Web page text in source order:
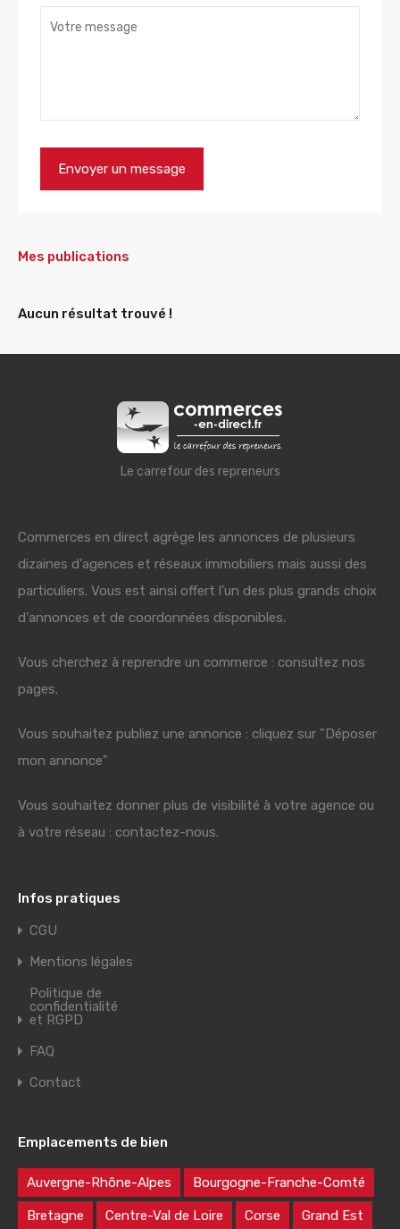
Mes publications
Aucun résultat trouvé !
Le carrefour des repreneurs
Commerces en direct agrège les annonces de plusieurs
dizaines d'agences et réseaux immobiliers mais aussi des
particuliers. Vous est ainsi offert l'un des plus grands choix
d'annonces et de coordonnées disponibles.
Vous cherchez à reprendre un commerce : consultez nos
pages.
Vous souhaitez publiez une annonce : cliquez sur "Déposer
mon annonce"
Vous souhaitez donner plus de visibilité à votre agence ou
à votre réseau : contactez-nous.
Infos pratiques
CGU
Mentions légales
Politique de
confidentialité
et RGPD
FAQ
Contact
Emplacements de bien
Auvergne-Rhône-Alpes Bourgogne-Franche-Comté
Bretagne Centre-Val de Loire Corse Grand Est